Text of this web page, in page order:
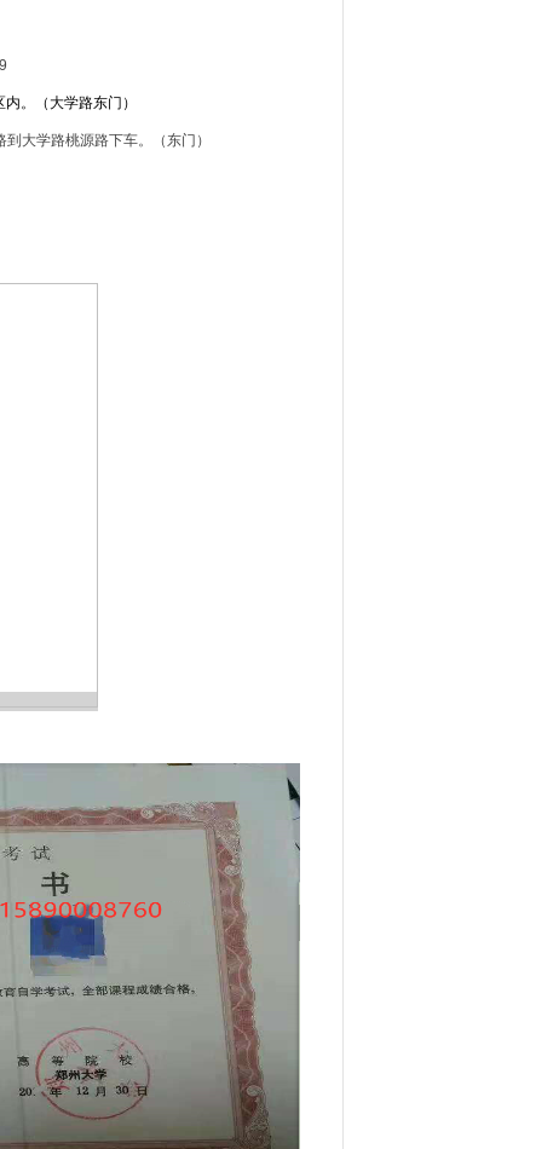
。（大学路东门）
大学路桃源路下车。（东门）